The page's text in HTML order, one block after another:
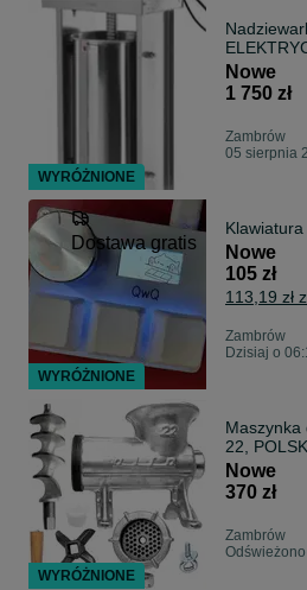
Nowe
1 750 zł
Zambrów
05 sierpnia
Dostawa gratis
Nowe
105 zł
113,19 zł
Zambrów
Dzisiaj o
Maszynka
22,
Nowe
370 zł
Zambrów
WYRÓŻNIONE
WYRÓŻNIONE
WYRÓŻNIONE